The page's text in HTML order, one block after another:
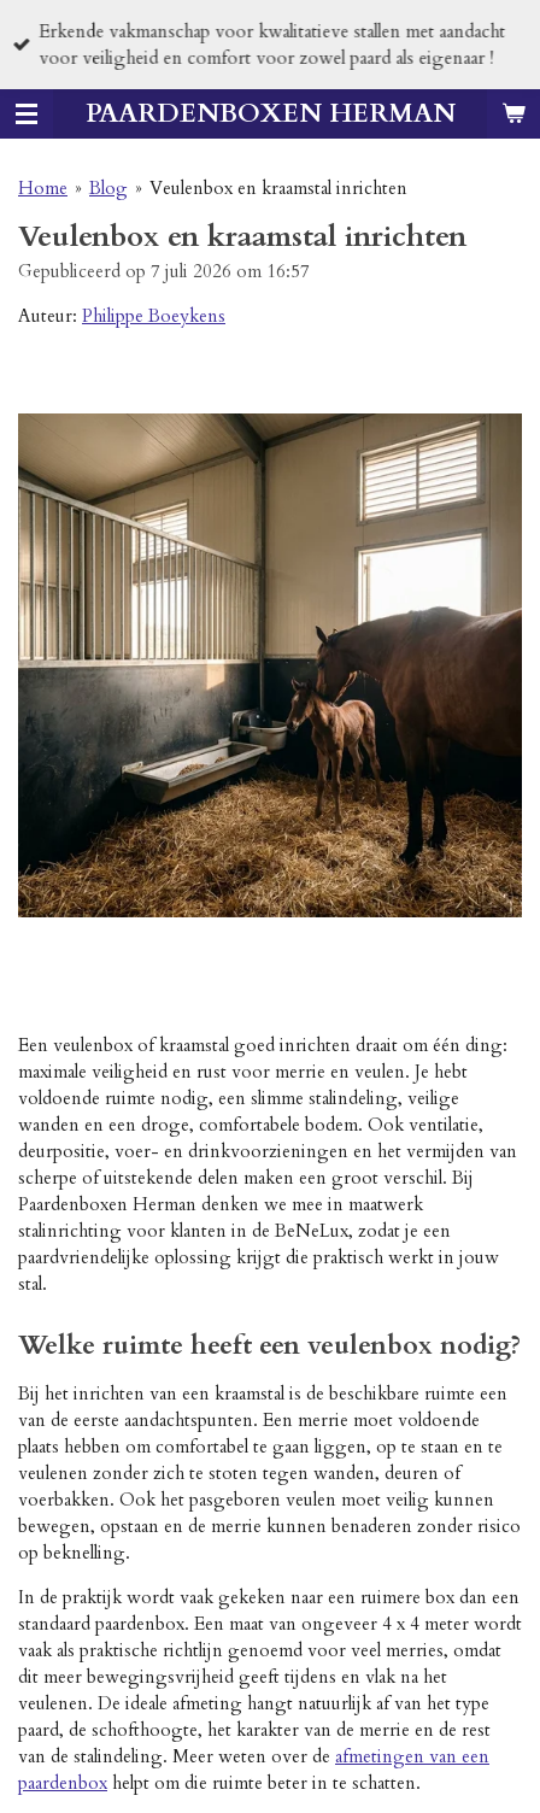
direct
de
hoofdinhoudPAARDENBOXEN HERMAN
Erkende vakmanschap voor kwalitatieve stallen met aandacht
voor veiligheid en comfort voor zowel paard als eigenaar !
Home » Blog » Veulenbox en kraamstal inrichten
Veulenbox en kraamstal inrichten
Gepubliceerd op 7 juli 2026 om 16:57
Auteur: Philippe Boeykens
Een veulenbox of kraamstal goed inrichten draait om één ding:
maximale veiligheid en rust voor merrie en veulen. Je hebt
voldoende ruimte nodig, een slimme stalindeling, veilige
wanden en een droge, comfortabele bodem. Ook ventilatie,
deurpositie, voer- en drinkvoorzieningen en het vermijden van
scherpe of uitstekende delen maken een groot verschil. Bij
Paardenboxen Herman denken we mee in maatwerk
stalinrichting voor klanten in de BeNeLux, zodat je een
paardvriendelijke oplossing krijgt die praktisch werkt in jouw
stal.
Welke ruimte heeft een veulenbox nodig?
Bij het inrichten van een kraamstal is de beschikbare ruimte een
van de eerste aandachtspunten. Een merrie moet voldoende
plaats hebben om comfortabel te gaan liggen, op te staan en te
veulenen zonder zich te stoten tegen wanden, deuren of
voerbakken. Ook het pasgeboren veulen moet veilig kunnen
bewegen, opstaan en de merrie kunnen benaderen zonder risico
op beknelling.
In de praktijk wordt vaak gekeken naar een ruimere box dan een
standaard paardenbox. Een maat van ongeveer 4 x 4 meter wordt
vaak als praktische richtlijn genoemd voor veel merries, omdat
dit meer bewegingsvrijheid geeft tijdens en vlak na het
veulenen. De ideale afmeting hangt natuurlijk af van het type
paard, de schofthoogte, het karakter van de merrie en de rest
van de stalindeling. Meer weten over de afmetingen van een
paardenbox helpt om die ruimte beter in te schatten.